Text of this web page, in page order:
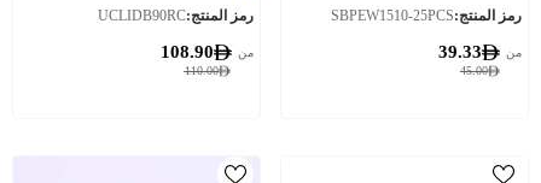
رمز المنتج:SBPEW1510-25PCS
45.00
من 39.33
رمز المنتج:UCLIDB90RC
110.00
من 108.90